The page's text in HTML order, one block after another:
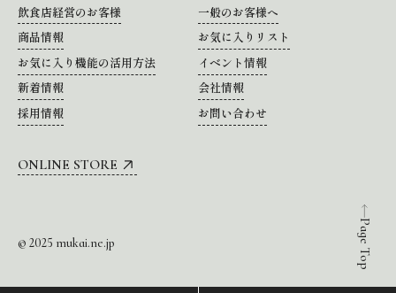
Page Top
飲食店経営のお客様
一般のお客様へ
商品情報
お気に入りリスト
お気に入り機能の活用方法
イベント情報
新着情報
会社情報
採用情報
お問い合わせ
ONLINE STORE
© 2025 mukai.ne.jp